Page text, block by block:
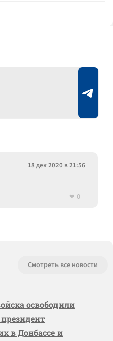
18 дек 2020 в 21:56
0
Смотреть все новости
освободили
в Донбассе и